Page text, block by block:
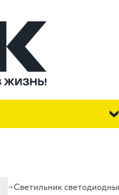
Светильник